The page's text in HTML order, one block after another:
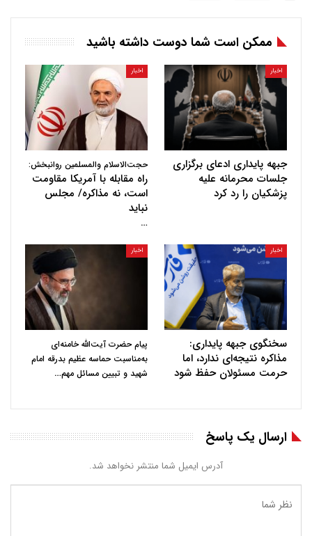
ممکن است شما دوست داشته باشید
اخبار
جبهه پایداری ادعای برگزاری
جلسات محرمانه علیه
پزشکیان را رد کرد
اخبار
حجت‌الاسلام والمسلمین روانبخش:
راه مقابله با آمریکا مقاومت
است، نه مذاکره/ مجلس
نباید
…
اخبار
سخنگوی جبهه پایداری:
مذاکره نتیجه‌ای ندارد، اما
حرمت مسئولان حفظ شود
اخبار
پیام حضرت آیت‌الله خامنه‌ای
به‌مناسبت حماسه عظیم بدرقه امام
شهید و تبیین مسائل مهم…
ارسال یک پاسخ
آدرس ایمیل شما منتشر نخواهد شد.